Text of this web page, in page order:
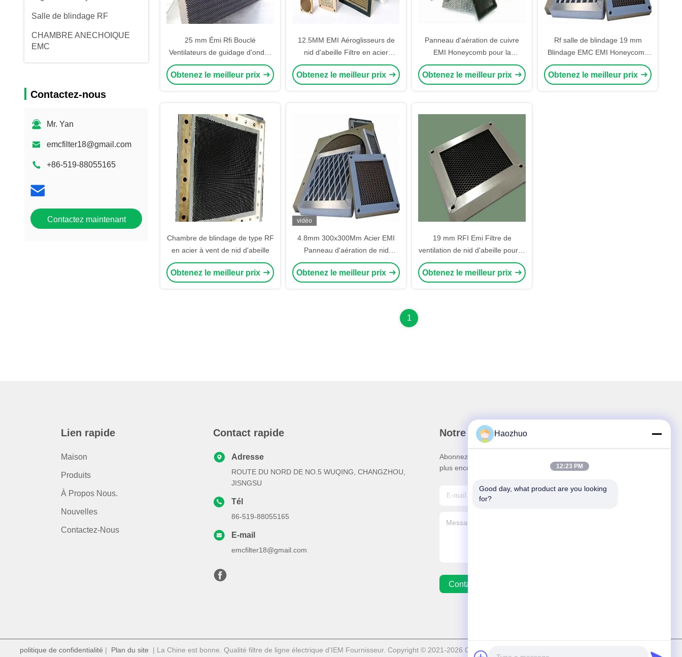
Salle de blindage RF
CHAMBRE ANECHOIQUE
EMC
Contactez-nous
Mr. Yan
emcfilter18@gmail.com
+86-519-88055165
Contactez maintenant
25 mm Émi Rfi Bouclé
Ventilateurs de guidage d'ondes
Émi Vent Panel IRM RF EMC
Bouclage de la salle de blindage
Obtenez le meilleur prix
12.5MM EMI Aéroglisseurs de
nid d'abeille Filtre en acier
inoxydable Panneaux de
ventilation de nid d'abeille
Obtenez le meilleur prix
Panneau d'aération de cuivre
EMI Honeycomb pour la
chambre à micro-ondes de la
cage de Mri Faraday
Obtenez le meilleur prix
Rf salle de blindage 19 mm
Blindage EMC EMI Honeycomb
Aérodromes fenêtre pour la
chambre d'essai EMC Emi filtre à
Obtenez le meilleur prix
Chambre de blindage de type RF
en acier à vent de nid d'abeille
Obtenez le meilleur prix
vidéo
4.8mm 300x300Mm Acier EMI
Panneau d'aération de nid
d'abeille Pour Mrictxray Chambre
de protection RF chambre de
Obtenez le meilleur prix
19 mm RFI Emi Filtre de
ventilation de nid d'abeille pour la
chambre d'anéchoïde de cage
de Faraday
Obtenez le meilleur prix
1
Lien rapide
Maison
Produits
À Propos Nous.
Nouvelles
Contactez-Nous
Contact rapide
Adresse
ROUTE DU NORD DE NO.5 WUQING, CHANGZHOU,
JISNGSU
Tél
86-519-88055165
E-mail
emcfilter18@gmail.com
Notre newsletter
Abonnez-vous à notre newsletter pour des réductions et
plus encore.
Contactez-Nous
politique de confidentialité | Plan du site | La Chine est bonne. Qualité filtre de ligne électrique d'IEM Fournisseur. Copyright © 2021-2026 Changzhou Haozhuo Electronic Co., Ltd. Tout. Les droits sont
Haozhuo
12:23 PM
Good day, what product are you looking
for?